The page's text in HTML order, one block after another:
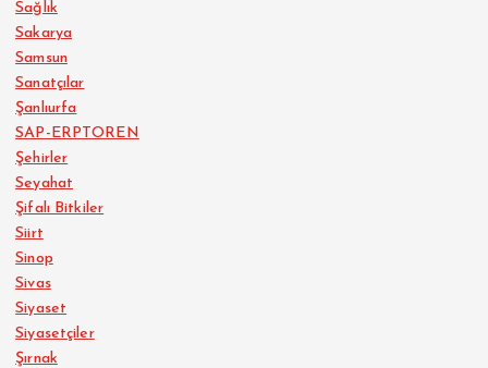
Sağlık
Sakarya
Samsun
Sanatçılar
Şanlıurfa
SAP-ERPTOREN
Şehirler
Seyahat
Şifalı Bitkiler
Siirt
Sinop
Sivas
Siyaset
Siyasetçiler
Şırnak